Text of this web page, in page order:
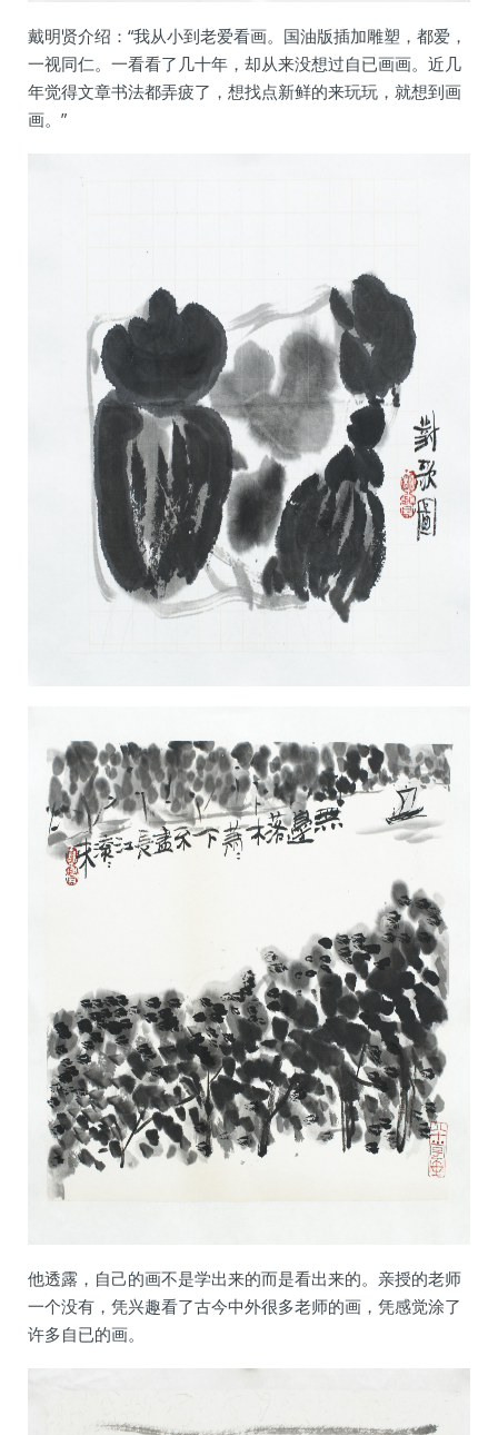
戴明贤介绍：“我从小到老爱看画。国油版插加雕塑，都爱，
一视同仁。一看看了几十年，却从来没想过自已画画。近几
年觉得文章书法都弄疲了，想找点新鲜的来玩玩，就想到画
画。”
他透露，自己的画不是学出来的而是看出来的。亲授的老师
一个没有，凭兴趣看了古今中外很多老师的画，凭感觉涂了
许多自已的画。